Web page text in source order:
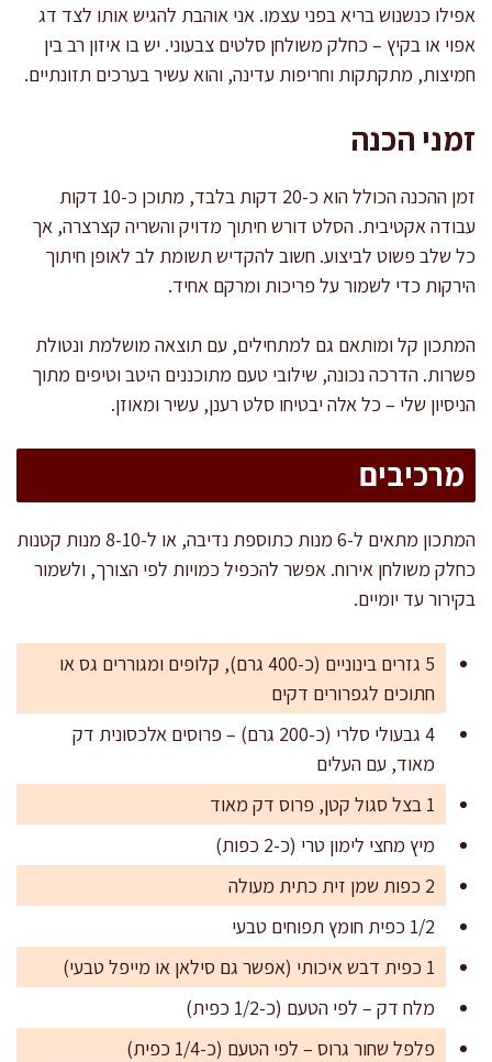
אפילו כנשנוש בריא בפני עצמו. אני אוהבת להגיש אותו לצד דג
אפוי או בקיץ – כחלק משולחן סלטים צבעוני. יש בו איזון רב בין
חמיצות, מתקתקות וחריפות עדינה, והוא עשיר בערכים תזונתיים.
זמני הכנה
זמן ההכנה הכולל הוא כ-20 דקות בלבד, מתוכן כ-10 דקות
עבודה אקטיבית. הסלט דורש חיתוך מדויק והשריה קצרצרה, אך
כל שלב פשוט לביצוע. חשוב להקדיש תשומת לב לאופן חיתוך
הירקות כדי לשמור על פריכות ומרקם אחיד.
המתכון קל ומותאם גם למתחילים, עם תוצאה מושלמת ונטולת
פשרות. הדרכה נכונה, שילובי טעם מתוכננים היטב וטיפים מתוך
הניסיון שלי – כל אלה יבטיחו סלט רענן, עשיר ומאוזן.
מרכיבים
המתכון מתאים ל-6 מנות כתוספת נדיבה, או ל-8-10 מנות קטנות
כחלק משולחן אירוח. אפשר להכפיל כמויות לפי הצורך, ולשמור
בקירור עד יומיים.
5 גזרים בינוניים (כ-400 גרם), קלופים ומגוררים גס או
חתוכים לגפרורים דקים
4 גבעולי סלרי (כ-200 גרם) – פרוסים אלכסונית דק
מאוד, עם העלים
1 בצל סגול קטן, פרוס דק מאוד
מיץ מחצי לימון טרי (כ-2 כפות)
2 כפות שמן זית כתית מעולה
1/2 כפית חומץ תפוחים טבעי
1 כפית דבש איכותי (אפשר גם סילאן או מייפל טבעי)
מלח דק – לפי הטעם (כ-1/2 כפית)
פלפל שחור גרוס – לפי הטעם (כ-1/4 כפית)